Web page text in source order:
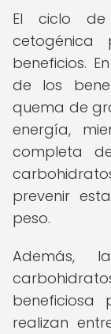
El ciclo
cetogénica
beneficios.
de los
quema de
energía,
completa
prevenir
peso.
Además,
realizan